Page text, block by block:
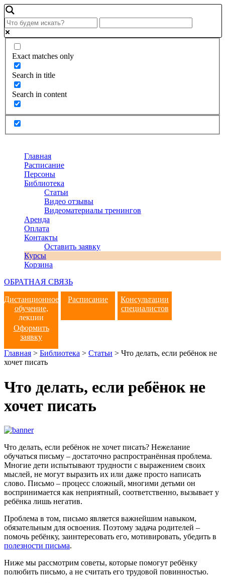
Exact matches only
Search in title
Search in content
Главная
Расписание
Персоны
Библиотека
Статьи
Видео отзывы
Видеоматериалы тренингов
Аренда
Оплата
Контакты
Оставить заявку
Курсы
Корзина
ОБРАТНАЯ СВЯЗЬ
Дистанционное
обучение,
лекции
Расписание
Консультации
специалистов
Оформить
заявку
Главная > Библиотека > Статьи > Что делать, если ребёнок не
хочет писать
Что делать, если ребёнок не
хочет писать
Что делать, если ребёнок не хочет писать? Нежелание
обучаться письму – достаточно распространённая проблема.
Многие дети испытывают трудности с выражением своих
мыслей, не могут выразить их или даже просто написать
слово. Письмо – процесс сложный, многими детьми он
воспринимается как неприятный, соответственно, вызывает у
ребёнка лишь негатив.
Проблема в том, письмо является важнейшим навыком,
обязательным для освоения. Поэтому задача родителей –
помочь ребёнку, заинтересовать его, мотивировать, убедить в
полезности письма.
Ниже мы рассмотрим советы, которые помогут ребёнку
полюбить письмо, а не считать его трудовой повинностью.